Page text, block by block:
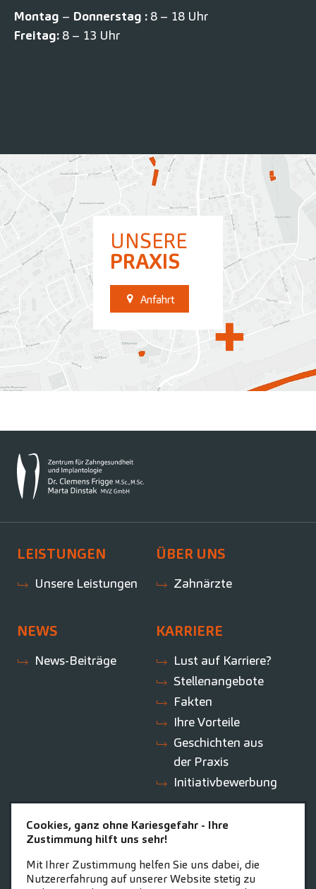
UNSERE
PRAXIS
Anfahrt
Montag – Donnerstag : 8 – 18 Uhr
Freitag: 8 – 13 Uhr
LEISTUNGEN
Unsere Leistungen
ÜBER UNS
Zahnärzte
NEWS
News-Beiträge
KARRIERE
Lust auf Karriere?
Stellenangebote
Fakten
Ihre Vorteile
Geschichten aus
der Praxis
Initiativbewerbung
ZAHNEINS
zahneins.com
Cookies, ganz ohne Kariesgefahr - Ihre
Zustimmung hilft uns sehr!
Mit Ihrer Zustimmung helfen Sie uns dabei, die
Nutzererfahrung auf unserer Website stetig zu